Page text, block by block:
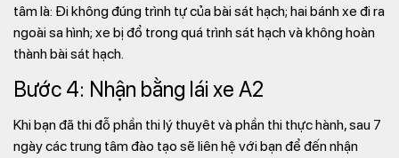
tâm là: Đi không đúng trình tự của bài sát hạch; hai bánh xe đi ra
ngoài sa hình; xe bị đổ trong quá trình sát hạch và không hoàn
thành bài sát hạch.
Bước 4: Nhận bằng lái xe A2
Khi bạn đã thi đỗ phần thi lý thuyêt và phần thi thực hành, sau 7
ngày các trung tâm đào tạo sẽ liên hệ với bạn để đến nhận